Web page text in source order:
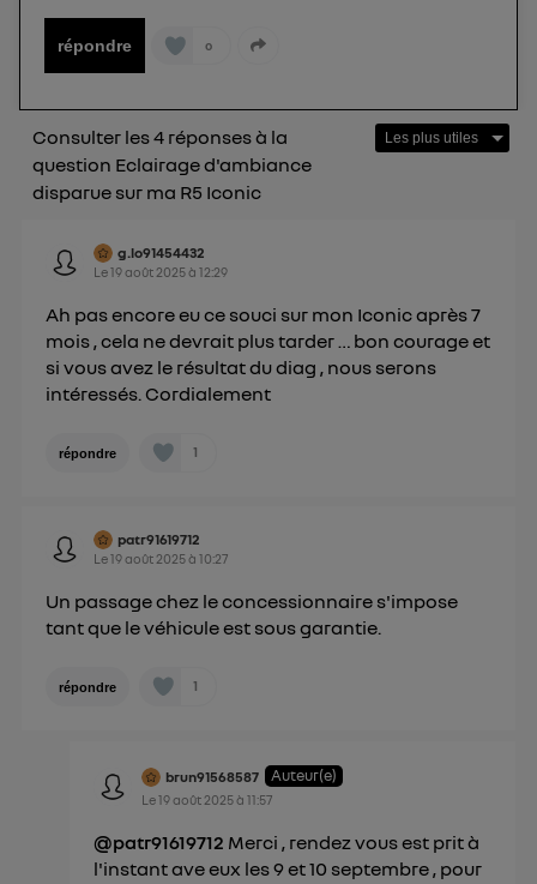
répondre 0
Consulter les 4 réponses à la
question Eclairage d'ambiance
disparue sur ma R5 Iconic
g.lo91454432
Le19 août 2025à12:29
Ah pas encore eu ce souci sur mon Iconic après 7
mois , cela ne devrait plus tarder … bon courage et
si vous avez le résultat du diag , nous serons
intéressés. Cordialement
répondre 1
patr91619712
Le19 août 2025à10:27
Un passage chez le concessionnaire s'impose
tant que le véhicule est sous garantie.
répondre 1
brun91568587 Auteur(e)
Le19 août 2025à11:57
@patr91619712 Merci , rendez vous est prit à
l'instant ave eux les 9 et 10 septembre , pour
consentement surle portail d’Utiq
") ou via la page « gérer Utiq » en bas de ce site.
Politique d'information sur les données
personnelles d'Utiq